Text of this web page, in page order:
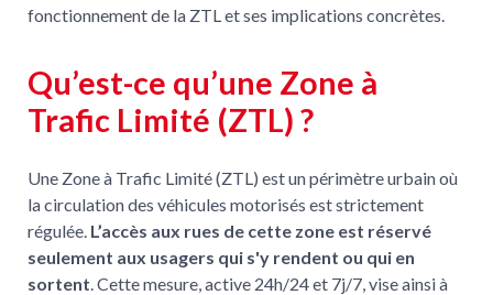
fonctionnement de la ZTL et ses implications concrètes.
Qu’est-ce qu’une Zone à
Trafic Limité (ZTL) ?
Une Zone à Trafic Limité (ZTL) est un périmètre urbain où
la circulation des véhicules motorisés est strictement
régulée. L’accès aux rues de cette zone est réservé
seulement aux usagers qui s'y rendent ou qui en
sortent. Cette mesure, active 24h/24 et 7j/7, vise ainsi à